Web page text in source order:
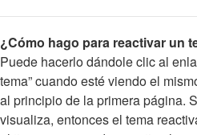
¿Cómo hago para reactivar un
Puede hacerlo dándole clic al
tema” cuando esté viendo el
al principio de la primera página.
visualiza, entonces el tema